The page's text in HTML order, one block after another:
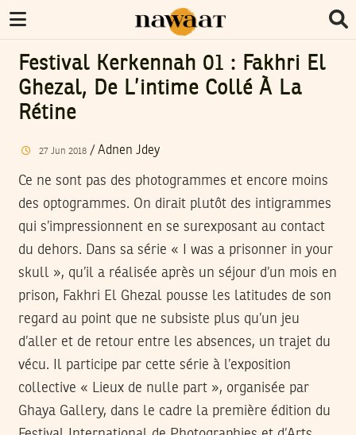
Festival Kerkennah 01 : Fakhri El
Ghezal, De L’intime Collé À La
Rétine
27 Jun 2018/ Adnen Jdey
Ce ne sont pas des photogrammes et encore moins
des optogrammes. On dirait plutôt des intigrammes
qui s’impressionnent en se surexposant au contact
du dehors. Dans sa série « I was a prisonner in your
skull », qu’il a réalisée après un séjour d’un mois en
prison, Fakhri El Ghezal pousse les latitudes de son
regard au point que ne subsiste plus qu’un jeu
d’aller et de retour entre les absences, un trajet du
vécu. Il participe par cette série à l’exposition
collective « Lieux de nulle part », organisée par
Ghaya Gallery, dans le cadre la première édition du